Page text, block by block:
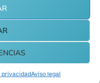
privacidadAviso legal
Gestión SL, Todos los